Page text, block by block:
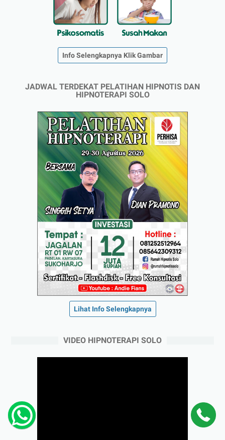
Info Selengkapnya Klik Gambar
JADWAL TERDEKAT PELATIHAN HIPNOTIS DAN
HIPNOTERAPI SOLO
Lihat Info Selengkapnya
VIDEO HIPNOTERAPI SOLO